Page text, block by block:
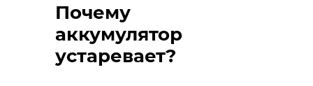
Почему
аккумулятор
устаревает?